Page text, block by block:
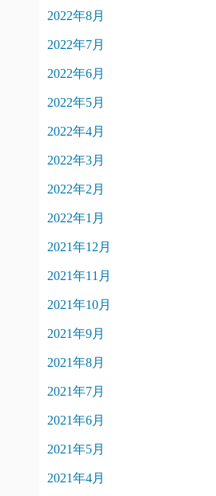
2022年8月
2022年7月
2022年6月
2022年5月
2022年4月
2022年3月
2022年2月
2022年1月
2021年12月
2021年11月
2021年10月
2021年9月
2021年8月
2021年7月
2021年6月
2021年5月
2021年4月